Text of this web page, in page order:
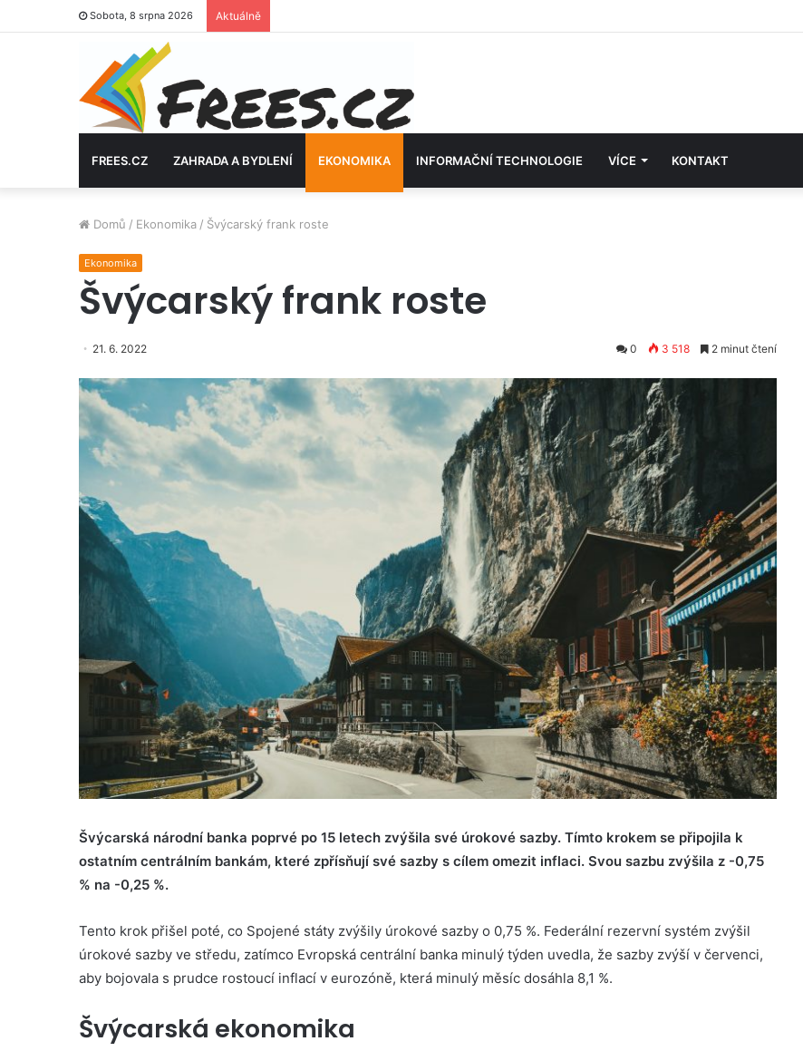
Sobota, 8 srpna 2026 Aktuálně
FREES.CZ ZAHRADA A BYDLENÍ EKONOMIKA INFORMAČNÍ TECHNOLOGIE VÍCE KONTAKT
Domů / Ekonomika / Švýcarský frank roste
Ekonomika
Švýcarský frank roste
21. 6. 2022 0 3 518 2 minut čtení
Švýcarská národní banka poprvé po 15 letech zvýšila své úrokové sazby. Tímto krokem se připojila k
ostatním centrálním bankám, které zpřísňují své sazby s cílem omezit inflaci. Svou sazbu zvýšila z -0,75
% na -0,25 %.
Tento krok přišel poté, co Spojené státy zvýšily úrokové sazby o 0,75 %. Federální rezervní systém zvýšil
úrokové sazby ve středu, zatímco Evropská centrální banka minulý týden uvedla, že sazby zvýší v červenci,
aby bojovala s prudce rostoucí inflací v eurozóně, která minulý měsíc dosáhla 8,1 %.
Švýcarská ekonomika